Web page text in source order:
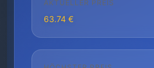
AKTUELLER PREIS
63.74 €